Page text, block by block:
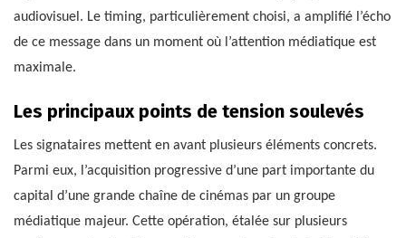
audiovisuel. Le timing, particulièrement choisi, a amplifié l’écho
de ce message dans un moment où l’attention médiatique est
maximale.
Les principaux points de tension soulevés
Les signataires mettent en avant plusieurs éléments concrets.
Parmi eux, l’acquisition progressive d’une part importante du
capital d’une grande chaîne de cinémas par un groupe
médiatique majeur. Cette opération, étalée sur plusieurs